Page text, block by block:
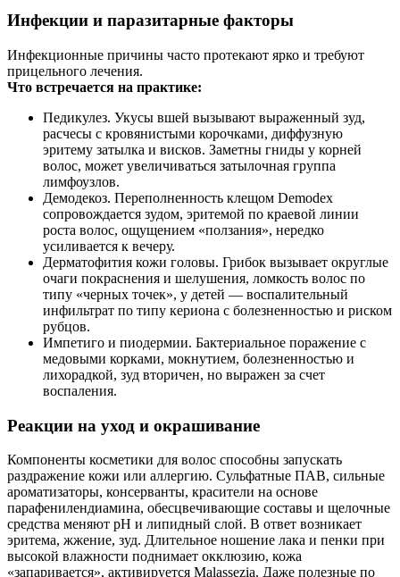
Инфекции и паразитарные факторы
Инфекционные причины часто протекают ярко и требуют
прицельного лечения.
Что встречается на практике:
Педикулез. Укусы вшей вызывают выраженный зуд,
расчесы с кровянистыми корочками, диффузную
эритему затылка и висков. Заметны гниды у корней
волос, может увеличиваться затылочная группа
лимфоузлов.
Демодекоз. Переполненность клещом Demodex
сопровождается зудом, эритемой по краевой линии
роста волос, ощущением «ползания», нередко
усиливается к вечеру.
Дерматофития кожи головы. Грибок вызывает округлые
очаги покраснения и шелушения, ломкость волос по
типу «черных точек», у детей — воспалительный
инфильтрат по типу кериона с болезненностью и риском
рубцов.
Импетиго и пиодермии. Бактериальное поражение с
медовыми корками, мокнутием, болезненностью и
лихорадкой, зуд вторичен, но выражен за счет
воспаления.
Реакции на уход и окрашивание
Компоненты косметики для волос способны запускать
раздражение кожи или аллергию. Сульфатные ПАВ, сильные
ароматизаторы, консерванты, красители на основе
парафенилендиамина, обесцвечивающие составы и щелочные
средства меняют pH и липидный слой. В ответ возникает
эритема, жжение, зуд. Длительное ношение лака и пенки при
высокой влажности поднимает окклюзию, кожа
«запаривается», активируется Malassezia. Даже полезные по